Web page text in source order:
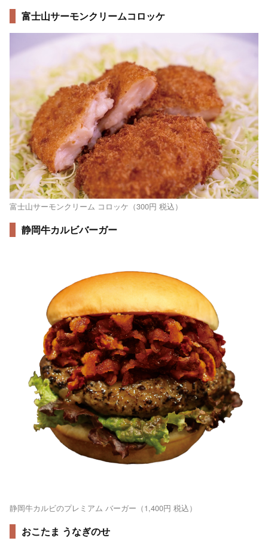
富士山サーモンクリームコロッケ
富士山サーモンクリーム コロッケ（300円 税込）
静岡牛カルビバーガー
静岡牛カルビのプレミアム バーガー（1,400円 税込）
おこたま うなぎのせ